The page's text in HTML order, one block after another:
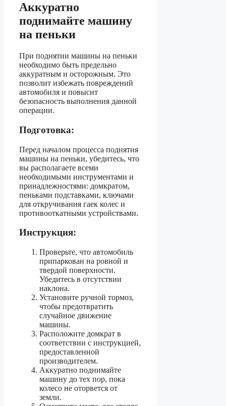
Аккуратно
поднимайте машину
на пеньки
При поднятии машины на пеньки
необходимо быть предельно
аккуратным и осторожным. Это
позволит избежать повреждений
автомобиля и повысит
безопасность выполнения данной
операции.
Подготовка:
Перед началом процесса поднятия
машины на пеньки, убедитесь, что
вы располагаете всеми
необходимыми инструментами и
принадлежностями: домкратом,
пеньками подставками, ключами
для откручивания гаек колес и
противооткатными устройствами.
Инструкция:
Проверьте, что автомобиль
припаркован на ровной и
твердой поверхности.
Убедитесь в отсутствии
наклона.
Установите ручной тормоз,
чтобы предотвратить
случайное движение
машины.
Расположите домкрат в
соответствии с инструкцией,
предоставленной
производителем.
Аккуратно поднимайте
машину до тех пор, пока
колесо не оторвется от
земли.